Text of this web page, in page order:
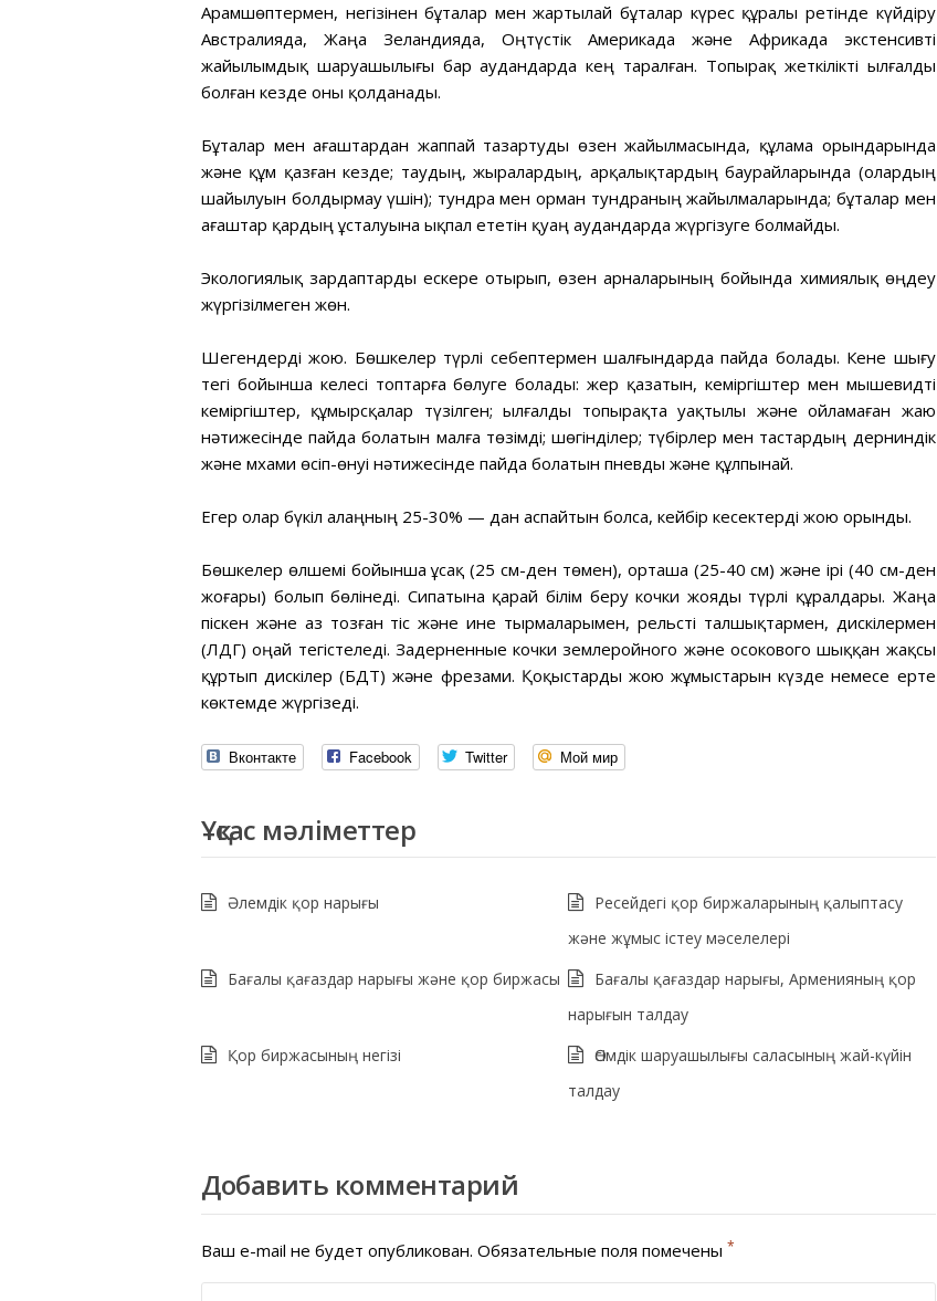
Арамшөптермен, негізінен бұталар мен жартылай бұталар күрес құралы ретінде күйдіру
Австралияда, Жаңа Зеландияда, Оңтүстік Америкада және Африкада экстенсивті
жайылымдық шаруашылығы бар аудандарда кең таралған. Топырақ жеткілікті ылғалды
болған кезде оны қолданады.
Бұталар мен ағаштардан жаппай тазартуды өзен жайылмасында, құлама орындарында
және құм қазған кезде; таудың, жыралардың, арқалықтардың баурайларында (олардың
шайылуын болдырмау үшін); тундра мен орман тундраның жайылмаларында; бұталар мен
ағаштар қардың ұсталуына ықпал ететін қуаң аудандарда жүргізуге болмайды.
Экологиялық зардаптарды ескере отырып, өзен арналарының бойында химиялық өңдеу
жүргізілмеген жөн.
Шегендерді жою. Бөшкелер түрлі себептермен шалғындарда пайда болады. Кене шығу
тегі бойынша келесі топтарға бөлуге болады: жер қазатын, кеміргіштер мен мышевидті
кеміргіштер, құмырсқалар түзілген; ылғалды топырақта уақтылы және ойламаған жаю
нәтижесінде пайда болатын малға төзімді; шөгінділер; түбірлер мен тастардың дерниндік
және мхами өсіп-өнуі нәтижесінде пайда болатын пневды және құлпынай.
Егер олар бүкіл алаңның 25-30% — дан аспайтын болса, кейбір кесектерді жою орынды.
Бөшкелер өлшемі бойынша ұсақ (25 см-ден төмен), орташа (25-40 см) және ірі (40 см-ден
жоғары) болып бөлінеді. Сипатына қарай білім беру кочки жояды түрлі құралдары. Жаңа
піскен және аз тозған тіс және ине тырмаларымен, рельсті талшықтармен, дискілермен
(ЛДГ) оңай тегістеледі. Задерненные кочки землеройного және осокового шыққан жақсы
құртып дискілер (БДТ) және фрезами. Қоқыстарды жою жұмыстарын күзде немесе ерте
көктемде жүргізеді.
Вконтакте Facebook Twitter Мой мир
Ұқсас мәліметтер
Әлемдік қор нарығы
Ресейдегі қор биржаларының қалыптасу
және жұмыс істеу мәселелері
Бағалы қағаздар нарығы және қор биржасы
Бағалы қағаздар нарығы, Арменияның қор
нарығын талдау
Қор биржасының негізі
Өсімдік шаруашылығы саласының жай-күйін
талдау
Добавить комментарий
Ваш e-mail не будет опубликован. Обязательные поля помечены *